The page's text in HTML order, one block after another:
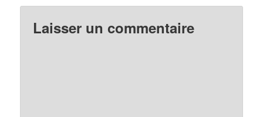
Laisser un commentaire